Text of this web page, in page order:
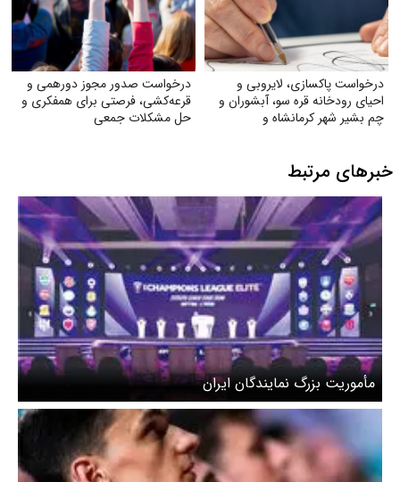
درخواست پاکسازی، لایروبی و
احیای رودخانه قره سو، آبشوران و
چم بشیر شهر کرمانشاه و
درخواست صدور مجوز دورهمی و
قرعه‌کشی، فرصتی برای همفکری و
حل مشکلات جمعی
خبرهای مرتبط
مأموریت بزرگ نمایندگان ایران